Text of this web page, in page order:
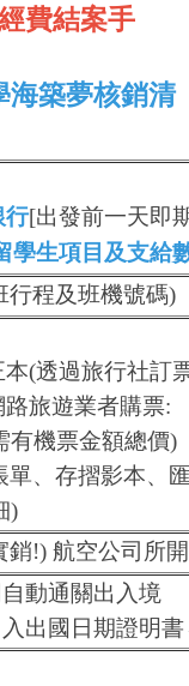
費結案手
海築夢核銷清
行[出發前一天即
學生項目及支給
行程及班機號碼)
(透過旅行社訂
旅遊業者購票:
有機票金額總價)
單、存摺影本、
)
!) 航空公司所
動通關出入境
入出國日期證